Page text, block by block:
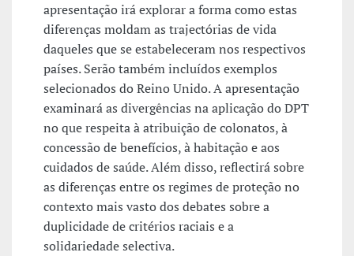
apresentação irá explorar a forma como estas
diferenças moldam as trajectórias de vida
daqueles que se estabeleceram nos respectivos
países. Serão também incluídos exemplos
selecionados do Reino Unido. A apresentação
examinará as divergências na aplicação do DPT
no que respeita à atribuição de colonatos, à
concessão de benefícios, à habitação e aos
cuidados de saúde. Além disso, reflectirá sobre
as diferenças entre os regimes de proteção no
contexto mais vasto dos debates sobre a
duplicidade de critérios raciais e a
solidariedade selectiva.